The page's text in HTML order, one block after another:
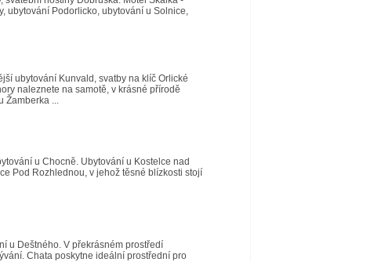
ubytování Podorlicko, ubytování u Solnice,
ubytování Kunvald, svatby na klíč Orlické
naleznete na samotě, v krásné přírodě
Žamberka ...
u Chocně. Ubytování u Kostelce nad
Pod Rozhlednou, v jehož těsné blízkosti stojí
u Deštného. V překrásném prostředí
Chata poskytne ideální prostřední pro